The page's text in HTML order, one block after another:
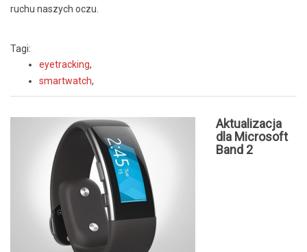
ruchu naszych oczu.
Tagi:
eyetracking,
smartwatch,
Aktualizacja
dla Microsoft
Band 2